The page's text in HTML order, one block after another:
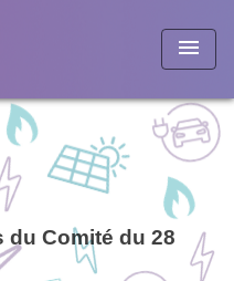
menu
Comité du 28